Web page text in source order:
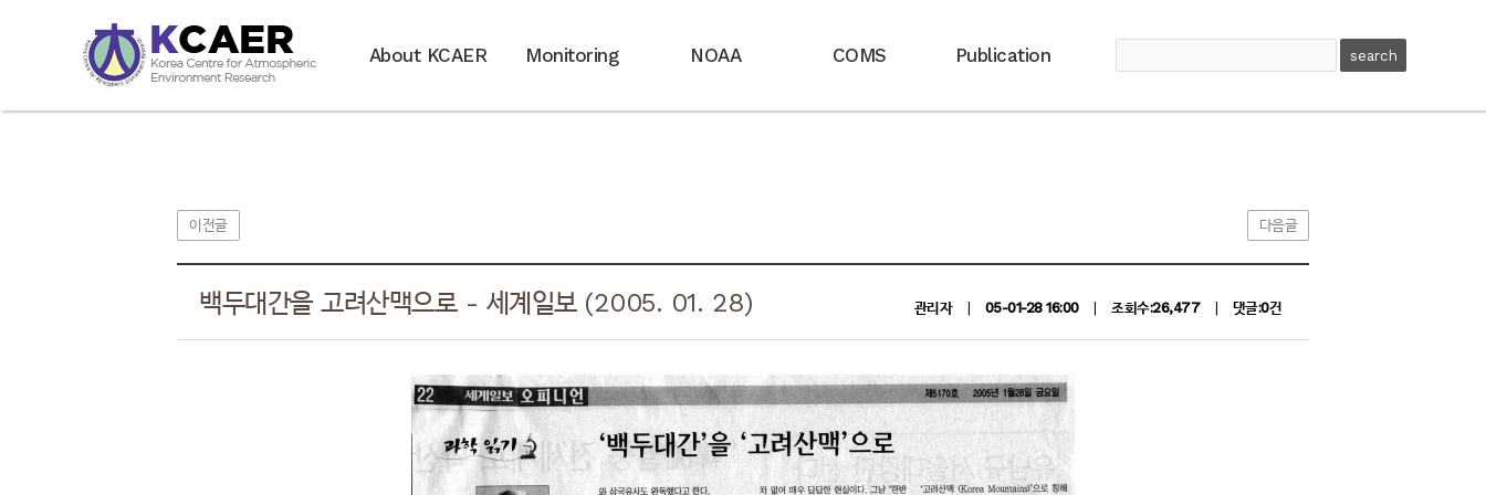
About KCAER Monitoring NOAA COMS Publication
이전글 다음글
백두대간을 고려산맥으로 - 세계일보 (2005. 01. 28) 관리자 05-01-28 16:00 조회수:26,477 댓글:0건